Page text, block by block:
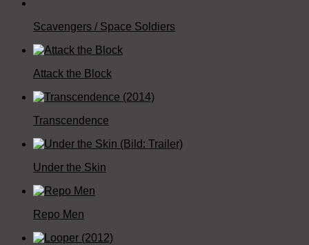
Scavengers / Space Soldiers
Attack the Block
Transcendence
Under the Skin
Repo Men